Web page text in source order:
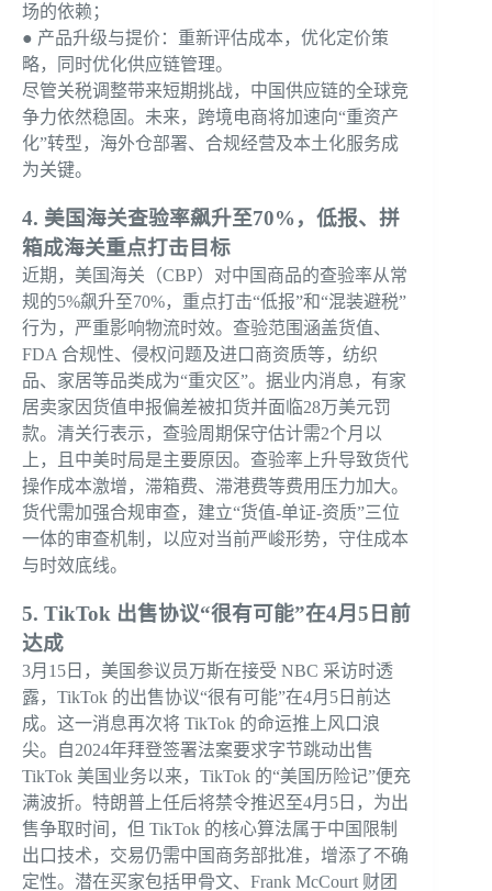
场的依赖；
● 产品升级与提价：重新评估成本，优化定价策
略，同时优化供应链管理。
尽管关税调整带来短期挑战，中国供应链的全球竞
争力依然稳固。未来，跨境电商将加速向“重资产
化”转型，海外仓部署、合规经营及本土化服务成
为关键。
4. 美国海关查验率飙升至70%，低报、拼
箱成海关重点打击目标
近期，美国海关（CBP）对中国商品的查验率从常
规的5%飙升至70%，重点打击“低报”和“混装避税”
行为，严重影响物流时效。查验范围涵盖货值、
FDA 合规性、侵权问题及进口商资质等，纺织
品、家居等品类成为“重灾区”。据业内消息，有家
居卖家因货值申报偏差被扣货并面临28万美元罚
款。清关行表示，查验周期保守估计需2个月以
上，且中美时局是主要原因。查验率上升导致货代
操作成本激增，滞箱费、滞港费等费用压力加大。
货代需加强合规审查，建立“货值-单证-资质”三位
一体的审查机制，以应对当前严峻形势，守住成本
与时效底线。
5. TikTok 出售协议“很有可能”在4月5日前
达成
3月15日，美国参议员万斯在接受 NBC 采访时透
露，TikTok 的出售协议“很有可能”在4月5日前达
成。这一消息再次将 TikTok 的命运推上风口浪
尖。自2024年拜登签署法案要求字节跳动出售
TikTok 美国业务以来，TikTok 的“美国历险记”便充
满波折。特朗普上任后将禁令推迟至4月5日，为出
售争取时间，但 TikTok 的核心算法属于中国限制
出口技术，交易仍需中国商务部批准，增添了不确
定性。潜在买家包括甲骨文、Frank McCourt 财团